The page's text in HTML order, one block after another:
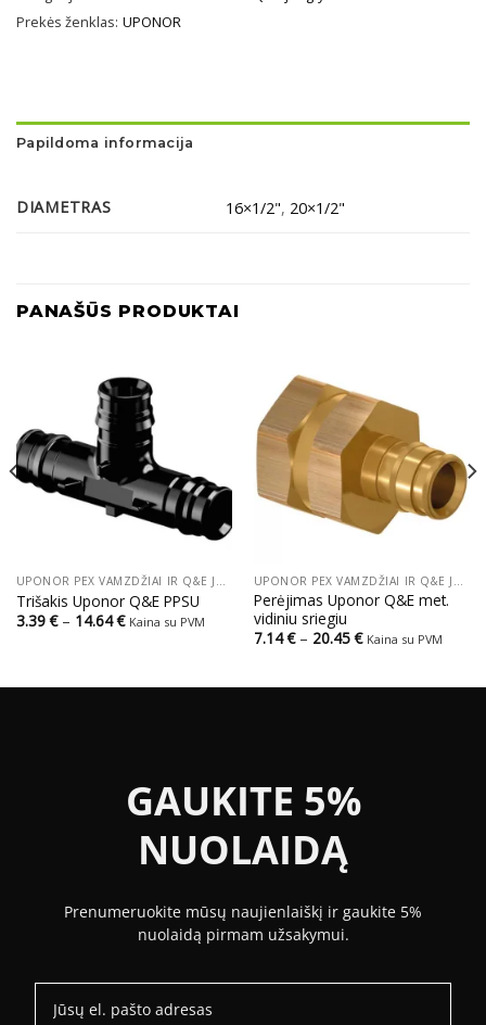
Prekės ženklas: UPONOR
Papildoma informacija
DIAMETRAS 16×1/2", 20×1/2"
PANAŠŪS PRODUKTAI
UPONOR PEX VAMZDŽIAI IR Q&E JUNGTYS
Trišakis Uponor Q&E PPSU
3.39€ – 14.64€Price
range:
Kaina su PVM
UPONOR PEX VAMZDŽIAI IR Q&E JUNGTYS
Perėjimas Uponor Q&E met.
vidiniu sriegiu
7.14€ – 20.45€Price
20.45 €
Kaina su PVM
GAUKITE 5%
NUOLAIDĄ
Prenumeruokite mūsų naujienlaiškį ir gaukite 5%
nuolaidą pirmam užsakymui.